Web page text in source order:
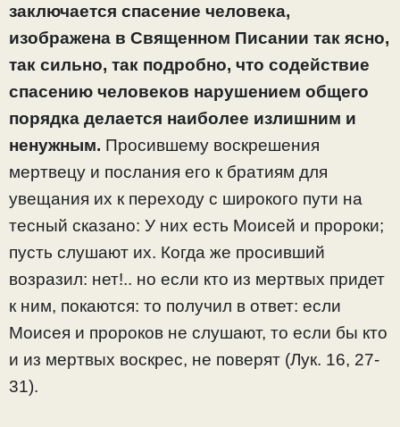
заключается спасение человека,
изображена в Священном Писании так ясно,
так сильно, так подробно, что содействие
спасению человеков нарушением общего
порядка делается наиболее излишним и
ненужным. Просившему воскрешения
мертвецу и послания его к братиям для
увещания их к переходу с широкого пути на
тесный сказано: У них есть Моисей и пророки;
пусть слушают их. Когда же просивший
возразил: нет!.. но если кто из мертвых придет
к ним, покаются: то получил в ответ: если
Моисея и пророков не слушают, то если бы кто
и из мертвых воскрес, не поверят (Лук. 16, 27-
31).